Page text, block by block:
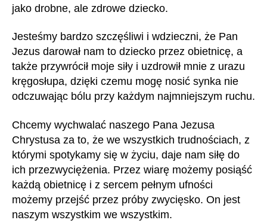
jako drobne, ale zdrowe dziecko.
Jesteśmy bardzo szczęśliwi i wdzieczni, że Pan
Jezus darował nam to dziecko przez obietnicę, a
także przywrócił moje siły i uzdrowił mnie z urazu
kręgosłupa, dzięki czemu mogę nosić synka nie
odczuwając bólu przy każdym najmniejszym ruchu.
Chcemy wychwalać naszego Pana Jezusa
Chrystusa za to, że we wszystkich trudnościach, z
którymi spotykamy się w życiu, daje nam siłę do
ich przezwyciężenia. Przez wiarę możemy posiąść
każdą obietnicę i z sercem pełnym ufności
możemy przejść przez próby zwycięsko. On jest
naszym wszystkim we wszystkim.